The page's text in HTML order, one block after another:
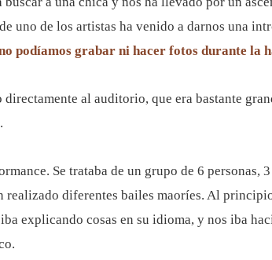
uno de los artistas ha venido a darnos una
podíamos grabar ni hacer fotos durante la
directamente al auditorio, que era bastante
Se trataba de un grupo de 6 personas,
realizado diferentes bailes maoríes. Al
explicando cosas en su idioma, y nos iba